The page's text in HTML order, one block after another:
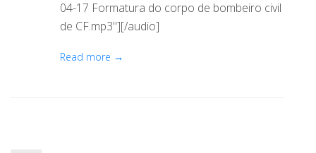
04-17 Formatura do corpo de bombeiro civil
de CF.mp3"][/audio]
Read more →